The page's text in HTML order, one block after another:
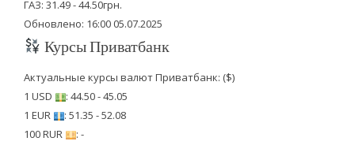
ГАЗ: 31.49 - 44.50грн.
Обновлено: 16:00 05.07.2025
Курсы Приватбанк
Актуальные курсы валют Приватбанк: ($)
1 USD
: 44.50 - 45.05
1 EUR
: 51.35 - 52.08
100 RUR
: -